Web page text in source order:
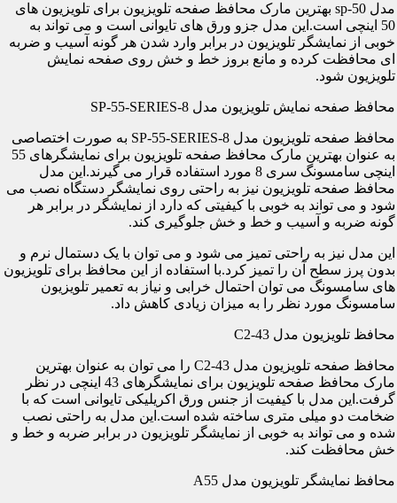
مدل sp-50 بهترین مارک محافظ صفحه تلویزیون برای تلویزیون های
50 اینچی است.این مدل جزو ورق های تایوانی است و می تواند به
خوبی از نمایشگر تلویزیون در برابر وارد شدن هر گونه آسیب و ضربه
ای محافظت کرده و مانع بروز خط و خش روی صفحه نمایش
تلویزیون شود.
محافظ صفحه نمایش تلویزیون مدل SP-55-SERIES-8
محافظ صفحه تلویزیون مدل SP-55-SERIES-8 به صورت اختصاصی
به عنوان بهترین مارک محافظ صفحه تلویزیون برای نمایشگرهای 55
اینچی سامسونگ سری 8 مورد استفاده قرار می گیرند.این مدل
محافظ صفحه تلویزیون نیز به راحتی روی نمایشگر دستگاه نصب می
شود و می تواند به خوبی با کیفیتی که دارد از نمایشگر در برابر هر
گونه ضربه و آسیب و خط و خش جلوگیری کند.
این مدل نیز به راحتی تمیز می شود و می توان با یک دستمال نرم و
بدون پرز سطح آن را تمیز کرد.با استفاده از این محافظ برای تلویزیون
های سامسونگ می توان احتمال خرابی و نیاز به تعمیر تلویزیون
سامسونگ مورد نظر را به میزان زیادی کاهش داد.
محافظ تلویزیون مدل C2-43
محافظ صفحه تلویزیون مدل C2-43 را می توان به عنوان بهترین
مارک محافظ صفحه تلویزیون برای نمایشگرهای 43 اینچی در نظر
گرفت.این مدل با کیفیت از جنس ورق اکریلیکی تایوانی است که با
ضخامت دو میلی متری ساخته شده است.این مدل به راحتی نصب
شده و می تواند به خوبی از نمایشگر تلویزیون در برابر ضربه و خط و
خش محافظت کند.
محافظ نمایشگر تلویزیون مدل A55